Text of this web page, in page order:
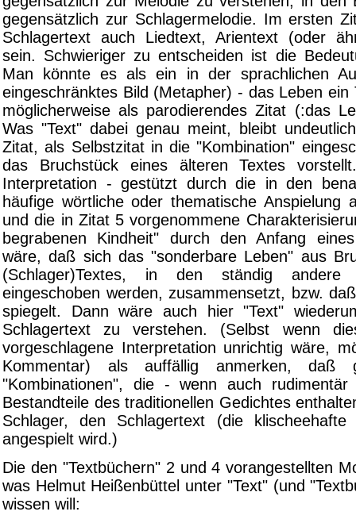
gegensätzlich zur Schlagermelodie. Im ersten
Schlagertext auch Liedtext, Arientext (oder
sein. Schwieriger zu entscheiden ist die
Man könnte es als ein in der sprachlichen
eingeschränktes Bild (Metapher) - das Leben ein
möglicherweise als parodierendes Zitat (:das
Was "Text" dabei genau meint, bleibt
Zitat, als Selbstzitat in die "Kombination"
das Bruchstück eines älteren Textes
Interpretation - gestützt durch die in den
häufige wörtliche oder thematische Anspielung
und die in Zitat 5 vorgenommene
begrabenen Kindheit" durch den Anfang
wäre, daß sich das "sonderbare Leben" aus
(Schlager)Textes, in den ständig andere
eingeschoben werden, zusammensetzt, bzw.
spiegelt. Dann wäre auch hier "Text"
Schlagertext zu verstehen. (Selbst wenn
vorgeschlagene Interpretation unrichtig wäre,
Kommentar) als auffällig anmerken, daß
"Kombinationen", die - wenn auch
Bestandteile des traditionellen Gedichtes
Schlager, den Schlagertext (die klischeehafte
angespielt wird.)
Die den "Textbüchern" 2 und 4 vorangestellten
was Helmut Heißenbüttel unter "Text" (und
wissen will: